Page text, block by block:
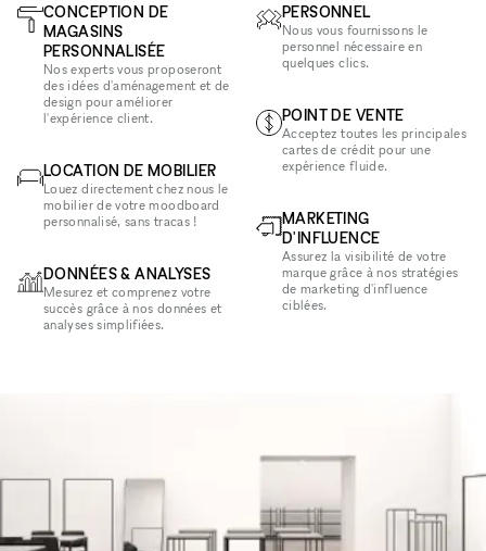
CONCEPTION DE
MAGASINS
PERSONNALISÉE
Nos experts vous proposeront
des idées d'aménagement et de
design pour améliorer
l'expérience client.
LOCATION DE MOBILIER
Louez directement chez nous le
mobilier de votre moodboard
personnalisé, sans tracas !
DONNÉES & ANALYSES
Mesurez et comprenez votre
succès grâce à nos données et
analyses simplifiées.
PERSONNEL
Nous vous fournissons le
personnel nécessaire en
quelques clics.
POINT DE VENTE
Acceptez toutes les principales
cartes de crédit pour une
expérience fluide.
MARKETING
D'INFLUENCE
Assurez la visibilité de votre
marque grâce à nos stratégies
de marketing d'influence
ciblées.